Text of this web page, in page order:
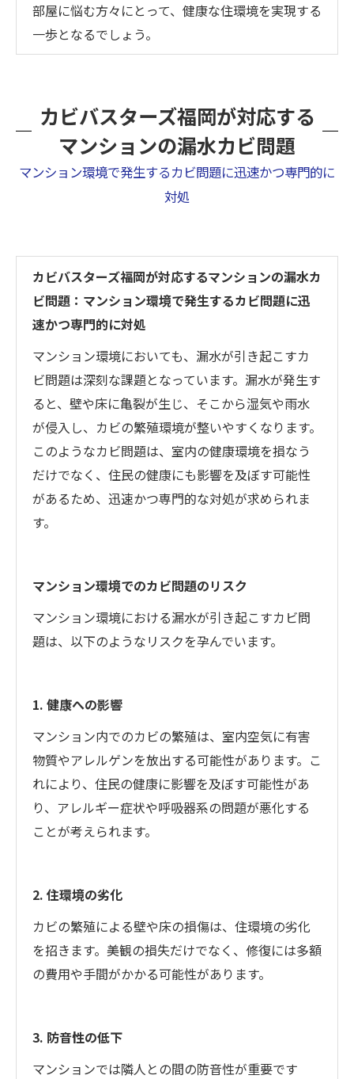
部屋に悩む方々にとって、健康な住環境を実現する
一歩となるでしょう。
カビバスターズ福岡が対応する
マンションの漏水カビ問題
マンション環境で発生するカビ問題に迅速かつ専門的に
対処
カビバスターズ福岡が対応するマンションの漏水カ
ビ問題：マンション環境で発生するカビ問題に迅
速かつ専門的に対処
マンション環境においても、漏水が引き起こすカ
ビ問題は深刻な課題となっています。漏水が発生す
ると、壁や床に亀裂が生じ、そこから湿気や雨水
が侵入し、カビの繁殖環境が整いやすくなります。
このようなカビ問題は、室内の健康環境を損なう
だけでなく、住民の健康にも影響を及ぼす可能性
があるため、迅速かつ専門的な対処が求められま
す。
マンション環境でのカビ問題のリスク
マンション環境における漏水が引き起こすカビ問
題は、以下のようなリスクを孕んでいます。
1. 健康への影響
マンション内でのカビの繁殖は、室内空気に有害
物質やアレルゲンを放出する可能性があります。こ
れにより、住民の健康に影響を及ぼす可能性があ
り、アレルギー症状や呼吸器系の問題が悪化する
ことが考えられます。
2. 住環境の劣化
カビの繁殖による壁や床の損傷は、住環境の劣化
を招きます。美観の損失だけでなく、修復には多額
の費用や手間がかかる可能性があります。
3. 防音性の低下
マンションでは隣人との間の防音性が重要です